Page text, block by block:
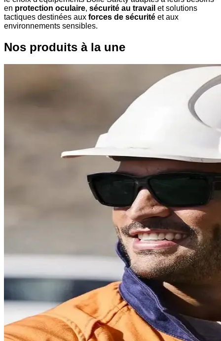
en protection oculaire, sécurité au travail et solutions
tactiques destinées aux forces de sécurité et aux
environnements sensibles.
Nos produits à la une